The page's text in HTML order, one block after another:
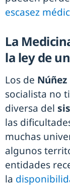
escasez
La
la ley de
Los de
socialista no
diversa del
las
muchas
algunos
entidades
la